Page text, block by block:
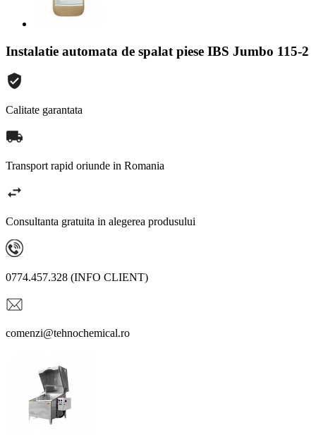
Instalatie automata de spalat piese IBS Jumbo 115-2
Calitate garantata
Transport rapid oriunde in Romania
Consultanta gratuita in alegerea produsului
0774.457.328 (INFO CLIENT)
comenzi@tehnochemical.ro